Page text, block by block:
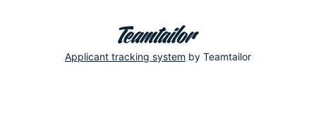
Applicant tracking system by Teamtailor